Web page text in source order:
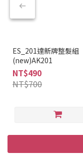
ES_201達新牌整髮組
(new)AK201
NT$490
NT$700